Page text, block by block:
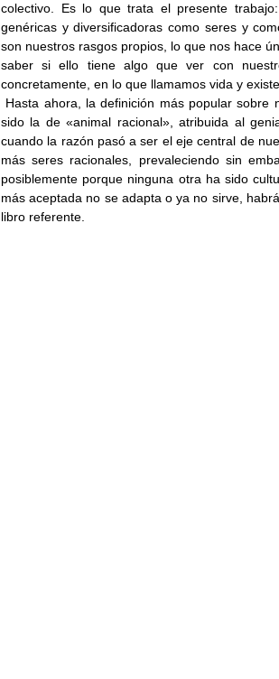
colectivo. Es lo que trata el presente
genéricas y diversificadoras como seres y
son nuestros rasgos propios, lo que nos hace
saber si ello tiene algo que ver con
concretamente, en lo que llamamos vida y
sido la de «animal racional», atribuida al
cuando la razón pasó a ser el eje central de
más seres racionales, prevaleciendo sin
posiblemente porque ninguna otra ha sido
más aceptada no se adapta o ya no sirve,
libro referente.